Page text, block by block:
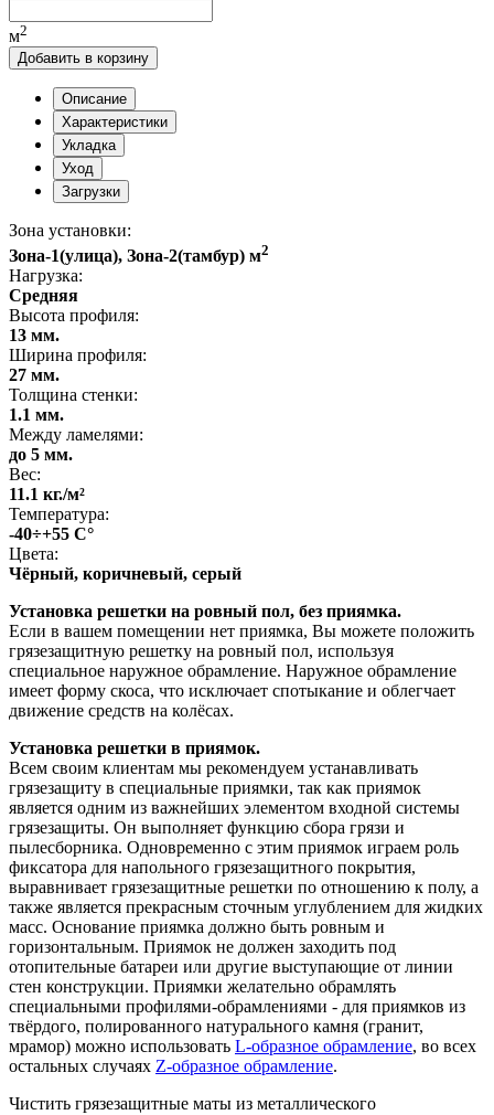
м2
Добавить в корзину
Описание
Характеристики
Укладка
Уход
Загрузки
Зона установки:
Зона-1(улица), Зона-2(тамбур) м2
Нагрузка:
Средняя
Высота профиля:
13 мм.
Ширина профиля:
27 мм.
Толщина стенки:
1.1 мм.
Между ламелями:
до 5 мм.
Вес:
11.1 кг./м²
Температура:
-40÷+55 С°
Цвета:
Чёрный, коричневый, серый
Установка решетки на ровный пол, без приямка.
Если в вашем помещении нет приямка, Вы можете положить
грязезащитную решетку на ровный пол, используя
специальное наружное обрамление. Наружное обрамление
имеет форму скоса, что исключает спотыкание и облегчает
движение средств на колёсах.
Установка решетки в приямок.
Всем своим клиентам мы рекомендуем устанавливать
грязезащиту в специальные приямки, так как приямок
является одним из важнейших элементом входной системы
грязезащиты. Он выполняет функцию сбора грязи и
пылесборника. Одновременно с этим приямок играем роль
фиксатора для напольного грязезащитного покрытия,
выравнивает грязезащитные решетки по отношению к полу, а
также является прекрасным сточным углублением для жидких
масс. Основание приямка должно быть ровным и
горизонтальным. Приямок не должен заходить под
отопительные батареи или другие выступающие от линии
стен конструкции. Приямки желательно обрамлять
специальными профилями-обрамлениями - для приямков из
твёрдого, полированного натурального камня (гранит,
мрамор) можно использовать L-образное обрамление, во всех
остальных случаях Z-образное обрамление.
Чистить грязезащитные маты из металлического